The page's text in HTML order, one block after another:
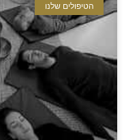
הטיפולים שלנו